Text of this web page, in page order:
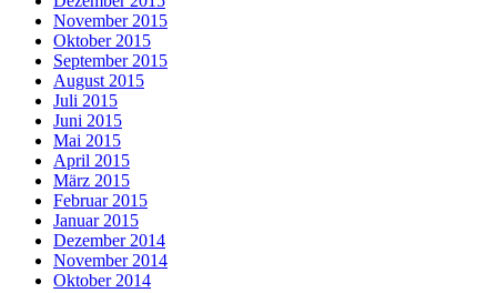
November 2015
Oktober 2015
September 2015
August 2015
Juli 2015
Juni 2015
Mai 2015
April 2015
März 2015
Februar 2015
Januar 2015
Dezember 2014
November 2014
Oktober 2014